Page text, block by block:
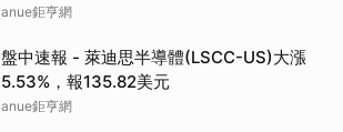
anue鉅亨網
盤中速報 - 萊迪思半導體(LSCC-US)大漲
5.53%，報135.82美元
anue鉅亨網